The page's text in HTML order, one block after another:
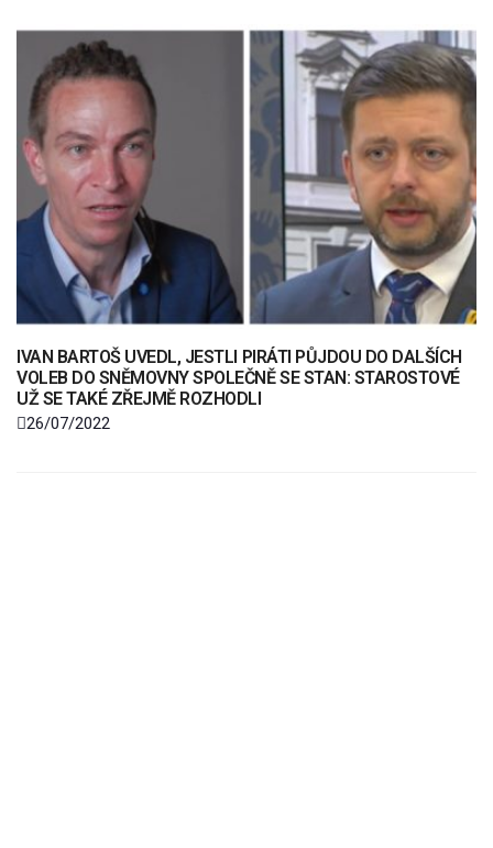
IVAN BARTOŠ UVEDL, JESTLI PIRÁTI PŮJDOU DO DALŠÍCH
VOLEB DO SNĚMOVNY SPOLEČNĚ SE STAN: STAROSTOVÉ
UŽ SE TAKÉ ZŘEJMĚ ROZHODLI
26/07/2022